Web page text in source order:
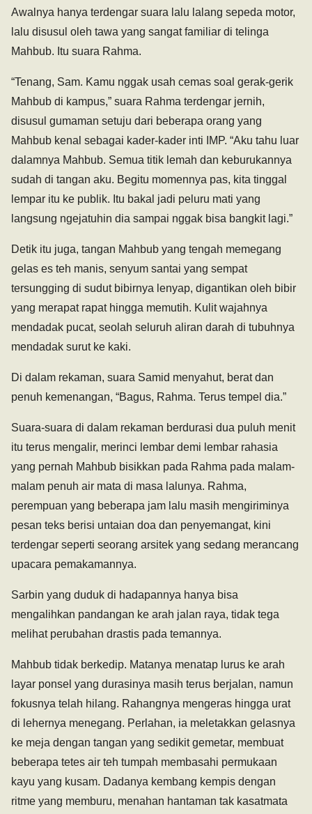
Awalnya hanya terdengar suara lalu lalang sepeda motor,
lalu disusul oleh tawa yang sangat familiar di telinga
Mahbub. Itu suara Rahma.
“Tenang, Sam. Kamu nggak usah cemas soal gerak-gerik
Mahbub di kampus,” suara Rahma terdengar jernih,
disusul gumaman setuju dari beberapa orang yang
Mahbub kenal sebagai kader-kader inti IMP. “Aku tahu luar
dalamnya Mahbub. Semua titik lemah dan keburukannya
sudah di tangan aku. Begitu momennya pas, kita tinggal
lempar itu ke publik. Itu bakal jadi peluru mati yang
langsung ngejatuhin dia sampai nggak bisa bangkit lagi.”
Detik itu juga, tangan Mahbub yang tengah memegang
gelas es teh manis, senyum santai yang sempat
tersungging di sudut bibirnya lenyap, digantikan oleh bibir
yang merapat rapat hingga memutih. Kulit wajahnya
mendadak pucat, seolah seluruh aliran darah di tubuhnya
mendadak surut ke kaki.
Di dalam rekaman, suara Samid menyahut, berat dan
penuh kemenangan, “Bagus, Rahma. Terus tempel dia.”
Suara-suara di dalam rekaman berdurasi dua puluh menit
itu terus mengalir, merinci lembar demi lembar rahasia
yang pernah Mahbub bisikkan pada Rahma pada malam-
malam penuh air mata di masa lalunya. Rahma,
perempuan yang beberapa jam lalu masih mengiriminya
pesan teks berisi untaian doa dan penyemangat, kini
terdengar seperti seorang arsitek yang sedang merancang
upacara pemakamannya.
Sarbin yang duduk di hadapannya hanya bisa
mengalihkan pandangan ke arah jalan raya, tidak tega
melihat perubahan drastis pada temannya.
Mahbub tidak berkedip. Matanya menatap lurus ke arah
layar ponsel yang durasinya masih terus berjalan, namun
fokusnya telah hilang. Rahangnya mengeras hingga urat
di lehernya menegang. Perlahan, ia meletakkan gelasnya
ke meja dengan tangan yang sedikit gemetar, membuat
beberapa tetes air teh tumpah membasahi permukaan
kayu yang kusam. Dadanya kembang kempis dengan
ritme yang memburu, menahan hantaman tak kasatmata